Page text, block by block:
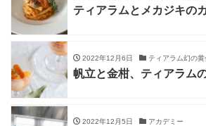
ティアラムとメカジキの
2022年12月6日 ティアラム幻の黄
帆立と金柑、ティアラム
2022年12月5日 アカデミー